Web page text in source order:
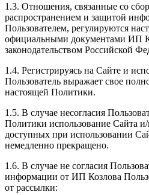
1.3. Отношения, связанные со
распространением и защитой
Пользователем, регулируются
официальными документами ИП
законодательством Российской
1.4. Регистрируясь на Сайте и
Пользователь выражает свое
настоящей Политики.
1.5. В случае несогласия
Политики использование Сайта
доступных при использовании
немедленно прекращено.
1.6. В случае не согласия
информации от ИП Козлова
от рассылки: